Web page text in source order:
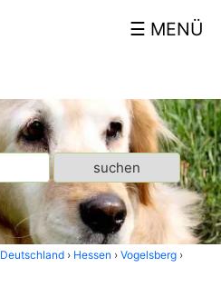
Deutschland Hessen
Vogelsberg